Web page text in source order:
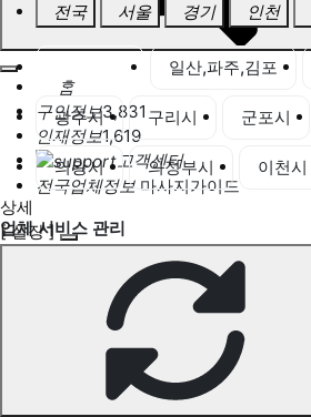
홈
구인정보3,831
인재정보1,619
고객센터
전국업체정보 마사지가이드
업체 서비스 관리
개인 서비스 관리
경기 실장 구직정보
전국
서울 경기 인천
일산,파주,김포
광주시 구리시 군포시
의왕시 의정부시 이천시
상세
[ 실장 ]